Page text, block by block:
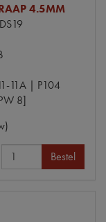
4.5MM
11A | P104
8]
Bestel